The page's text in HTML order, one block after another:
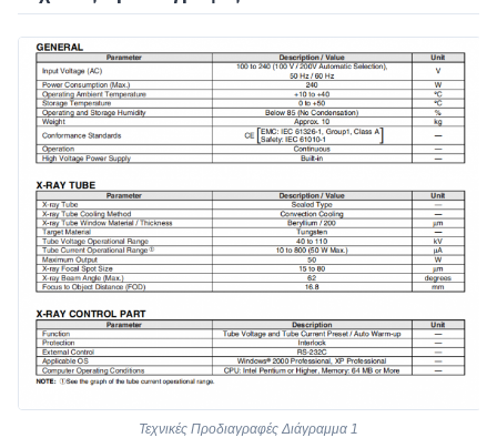
Τεχνικές Προδιαγραφές Διάγραμμα 1